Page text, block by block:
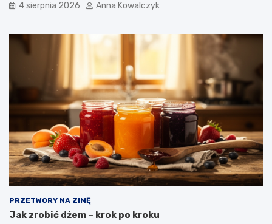
4 sierpnia 2026 Anna Kowalczyk
PRZETWORY NA ZIMĘ
Jak zrobić dżem – krok po kroku